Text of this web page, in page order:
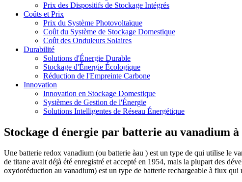
Prix des Dispositifs de Stockage Intégrés
Coûts et Prix
Prix du Système Photovoltaïque
Coût du Système de Stockage Domestique
Coût des Onduleurs Solaires
Durabilité
Solutions d'Énergie Durable
Stockage d'Énergie Écologique
Réduction de l'Empreinte Carbone
Innovation
Innovation en Stockage Domestique
Systèmes de Gestion de l'Énergie
Solutions Intelligentes de Réseau Énergétique
Stockage d énergie par batterie au vanadium
Une batterie redox vanadium (ou batterie àau ) est un type de qui utilise le
de titane avait déjà été enregistré et accepté en 1954, mais la plupart des
oxydoréduction au vanadium) est un type de batterie rechargeable à flux